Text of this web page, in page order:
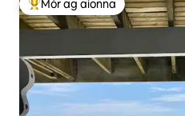
An-mhór ag aíonna
Mór ag aíonna